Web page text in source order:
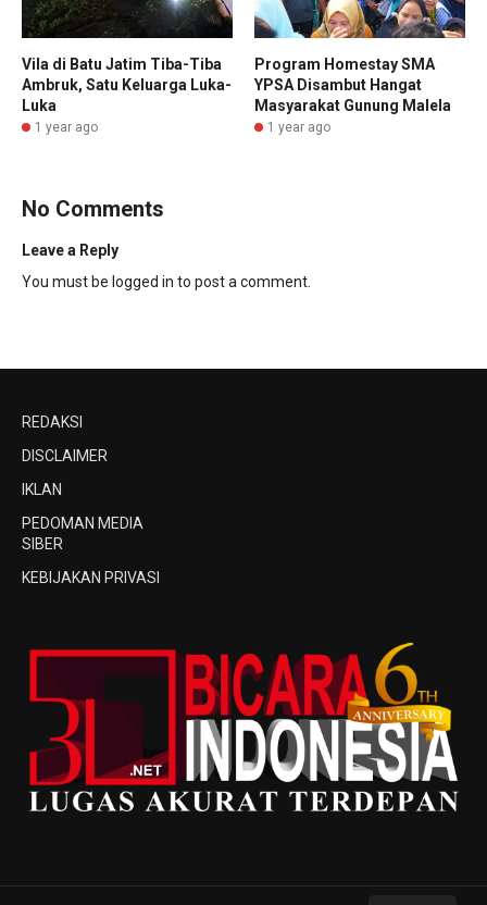
Vila di Batu Jatim Tiba-Tiba
Ambruk, Satu Keluarga Luka-
Luka
1 year ago
Program Homestay SMA
YPSA Disambut Hangat
Masyarakat Gunung Malela
1 year ago
No Comments
Leave a Reply
You must be logged in to post a comment.
REDAKSI
DISCLAIMER
IKLAN
PEDOMAN MEDIA
SIBER
KEBIJAKAN PRIVASI